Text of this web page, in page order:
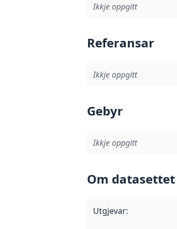
Ikkje oppgitt
Referansar
Ikkje oppgitt
Gebyr
Ikkje oppgitt
Om datasettet
Utgjevar: